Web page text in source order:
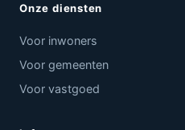
Onze diensten
Voor inwoners
Voor gemeenten
Voor vastgoed